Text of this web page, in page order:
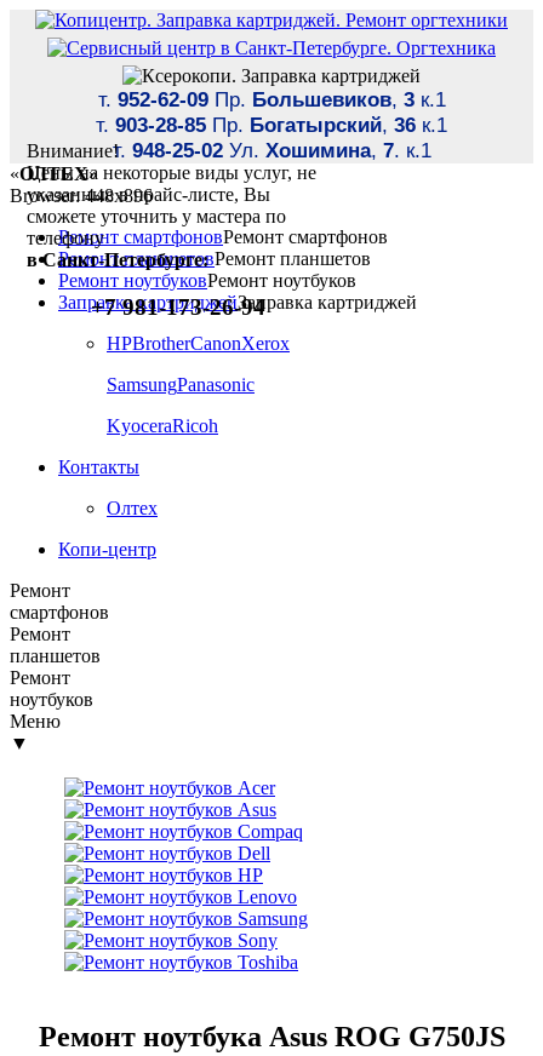
т. 952-62-09Пр. Большевиков, 3к.1
т. 903-28-85 Пр. Богатырский, 36 к.1
т. 948-25-02Ул. Хошимина, 7. к.1
«ОЛТЕХ»
Browser: 448x896
Ремонт смартфоновРемонт смартфонов
Ремонт планшетовРемонт планшетов
Ремонт ноутбуковРемонт ноутбуков
Заправка картриджейЗаправка картриджей
HPBrotherCanonXerox
SamsungPanasonic
KyoceraRicoh
Контакты
Олтех
Копи-центр
Ремонт
смартфонов
Ремонт
планшетов
Ремонт
ноутбуков
Меню
▼
Ремонт ноутбука Asus ROG G750JS
Внимание!
Цены на некоторые виды услуг, не
указанные в прайс-листе, Вы
сможете уточнить у мастера по
телефону
в Санкт-Петербурге:
+7 981-173-26-94